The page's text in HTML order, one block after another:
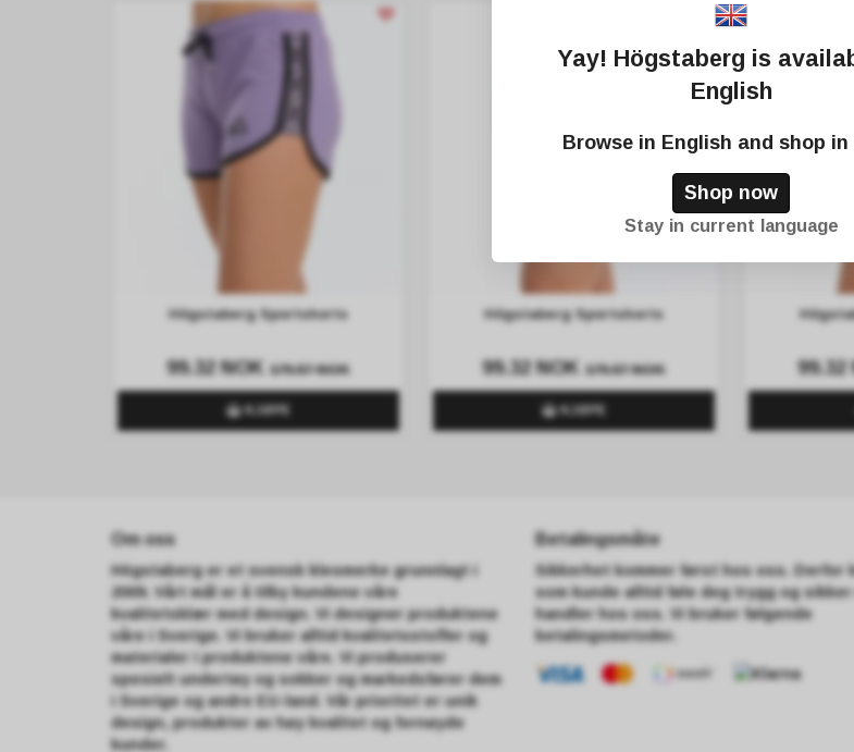
Högstaberg Sportshorts
99.32 NOK179.57 NOK
KJØPE
Högstaberg Sportshorts
99.32 NOK179.57 NOK
KJØPE
Om oss
Högstaberg er et svensk klesmerke grunnlagt i
2009. Vårt mål er å tilby kundene våre
kvalitetsklær med design. Vi designer produktene
våre i Sverige. Vi bruker alltid kvalitetsstoffer og
materialer i produktene våre. Vi produserer
spesielt undertøy og sokker og markedsfører dem
i Sverige og andre EU-land. Vår prioritet er unik
design, produkter av høy kvalitet og fornøyde
kunder.
Betalingsmåte
Sikkerhet kommer først hos oss. Derfor
som kunde alltid føle deg trygg og sikker
handler hos oss. Vi bruker følgende
betalingsmetoder.
Yay! Högstaberg is
English
Browse in English and shop in
Shop now
Stay in current language